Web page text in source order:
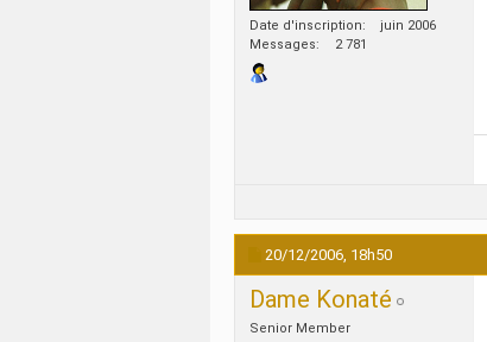
Date d'inscription
juin 2006
Messages
2 781
20/12/2006, 18h50
Dame Konaté
Senior Member